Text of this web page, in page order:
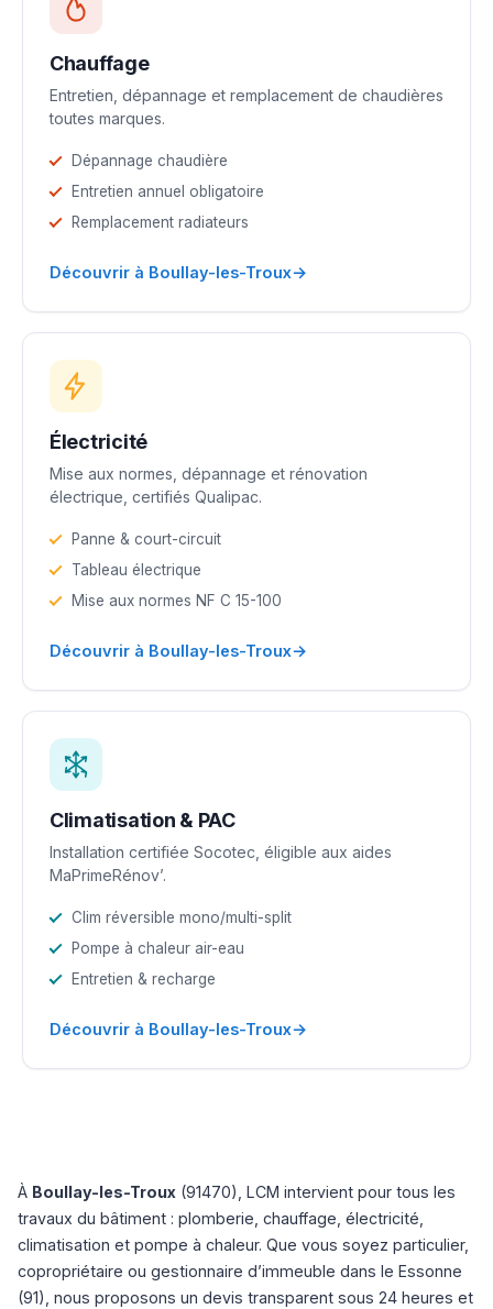
Chauffage
Entretien, dépannage et remplacement de chaudières
toutes marques.
Dépannage chaudière
Entretien annuel obligatoire
Remplacement radiateurs
Découvrir à Boullay-les-Troux→
Électricité
Mise aux normes, dépannage et rénovation
électrique, certifiés Qualipac.
Panne & court-circuit
Tableau électrique
Mise aux normes NF C 15-100
Découvrir à Boullay-les-Troux→
Climatisation & PAC
Installation certifiée Socotec, éligible aux aides
MaPrimeRénov’.
Clim réversible mono/multi-split
Pompe à chaleur air-eau
Entretien & recharge
Découvrir à Boullay-les-Troux→
À Boullay-les-Troux (91470), LCM intervient pour tous les
travaux du bâtiment : plomberie, chauffage, électricité,
climatisation et pompe à chaleur. Que vous soyez particulier,
copropriétaire ou gestionnaire d’immeuble dans le Essonne
(91), nous proposons un devis transparent sous 24 heures et